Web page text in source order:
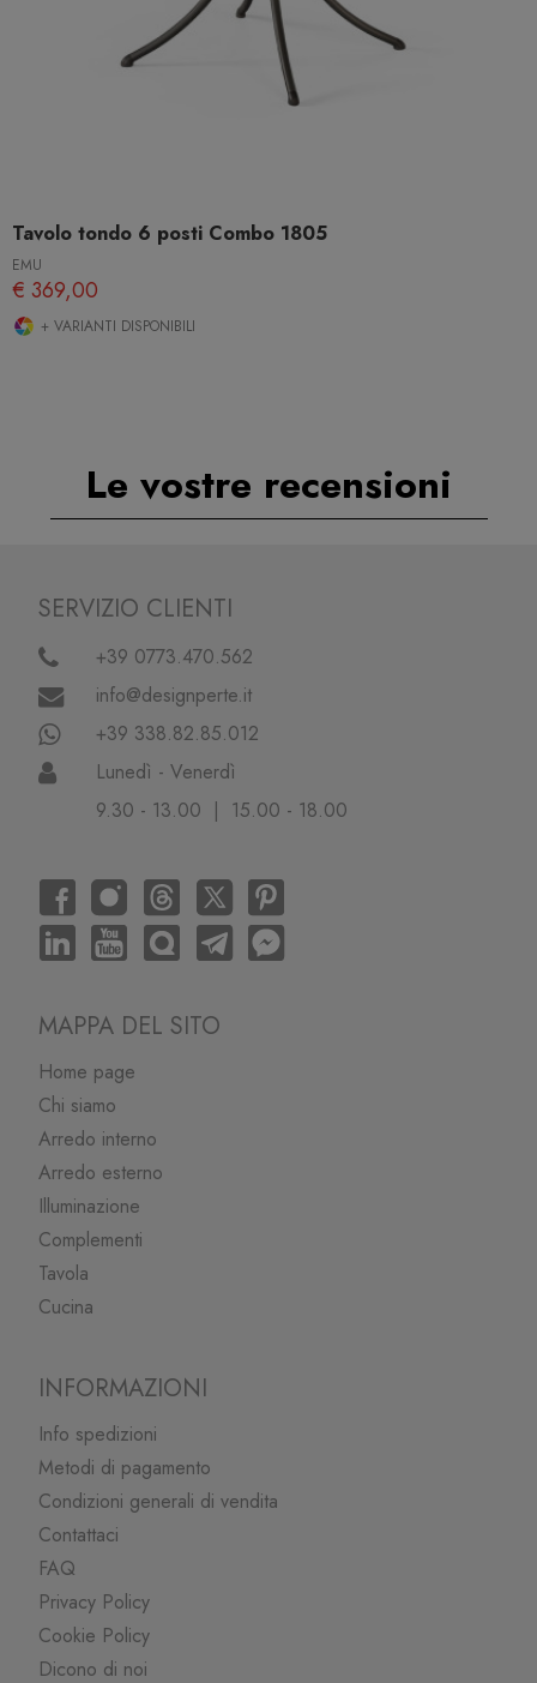
Tavolo tondo 6 posti Combo 1805
EMU
€ 369,00
+ VARIANTI DISPONIBILI
Le vostre recensioni
SERVIZIO CLIENTI
+39 0773.470.562
info@designperte.it
+39 338.82.85.012
Lunedì - Venerdì
9.30 - 13.00 | 15.00 - 18.00
MAPPA DEL SITO
Home page
Chi siamo
Arredo interno
Arredo esterno
Illuminazione
Complementi
Tavola
Cucina
INFORMAZIONI
Info spedizioni
Metodi di pagamento
Condizioni generali di vendita
Contattaci
FAQ
Privacy Policy
Cookie Policy
Dicono di noi